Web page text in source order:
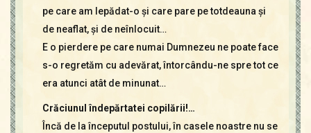
pe care am lepădat-o şi care pare pe totdeauna şi
de neaflat, şi de neînlocuit…
E o pierdere pe care numai Dumnezeu ne poate face
s-o regretăm cu adevărat, întorcându-ne spre tot ce
era atunci atât de minunat…
Crăciunul îndepărtatei copilării!…
Încă de la începutul postului, în casele noastre nu se